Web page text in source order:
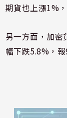
期貨也上漲1%
另一方面，加密
幅下跌5.8%，